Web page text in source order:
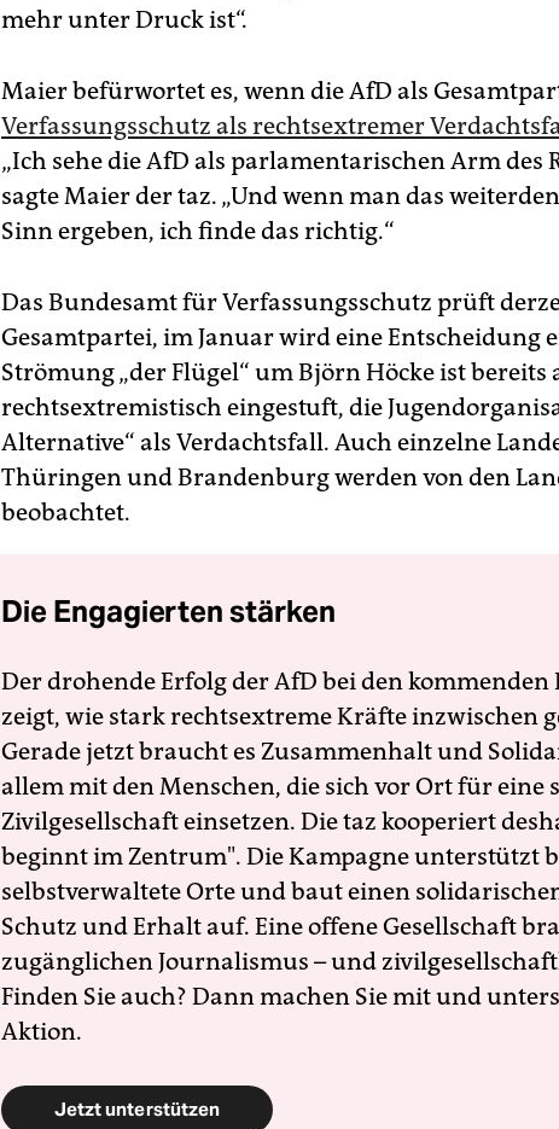
mehr unter Druck ist“.
Maier befürwortet es, wenn die AfD als
Verfassungsschutz als rechtsextremer
„Ich sehe die AfD als parlamentarischen Arm des
sagte Maier der taz. „Und wenn man das
Sinn ergeben, ich finde das richtig.“
Das Bundesamt für Verfassungsschutz prüft
Gesamtpartei, im Januar wird eine Entscheidung
Strömung „der Flügel“ um Björn Höcke ist bereits
rechtsextremistisch eingestuft, die
Alternative“ als Verdachtsfall. Auch einzelne
Thüringen und Brandenburg werden von den
beobachtet.
Die Engagierten stärken
Der drohende Erfolg der AfD bei den kommenden
zeigt, wie stark rechtsextreme Kräfte inzwischen
Gerade jetzt braucht es Zusammenhalt und
allem mit den Menschen, die sich vor Ort für eine
Zivilgesellschaft einsetzen. Die taz kooperiert
beginnt im Zentrum". Die Kampagne unterstützt
selbstverwaltete Orte und baut einen
Schutz und Erhalt auf. Eine offene Gesellschaft
zugänglichen Journalismus – und
Finden Sie auch? Dann machen Sie mit und
Aktion.
Jetzt unterstützen